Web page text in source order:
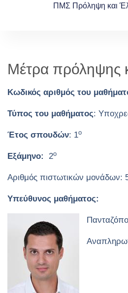
ΠΜΣ Πρόληψη και
Μέτρα πρόληψης
Κωδικός αριθμός του
Τύπος του μαθήματος:
Έτος σπουδών: 1ο
Εξάμηνο: 2ο
Αριθμός πιστωτικών μονάδων:
Υπεύθυνος μαθήματος: